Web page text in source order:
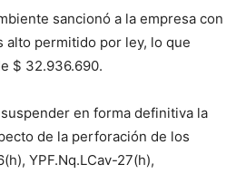
sancionó a la empresa con
alto permitido por ley, lo que
$ 32.936.690.
en forma definitiva la
de la perforación de los
YPF.Nq.LCav-27(h),